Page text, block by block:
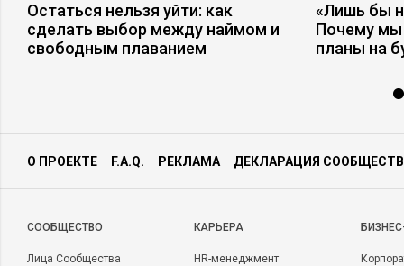
Остаться нельзя уйти: как
сделать выбор между наймом и
свободным плаванием
«Лишь бы
Почему мы
планы на
О ПРОЕКТЕ F.A.Q. РЕКЛАМА ДЕКЛАРАЦИЯ
CООБЩЕСТВО
Лица Сообщества
КАРЬЕРА
HR-менеджмент